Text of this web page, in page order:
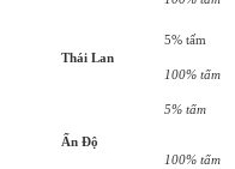
Thái Lan
5% tấm
100% tấm
Ấn Độ
5% tấm
100% tấm